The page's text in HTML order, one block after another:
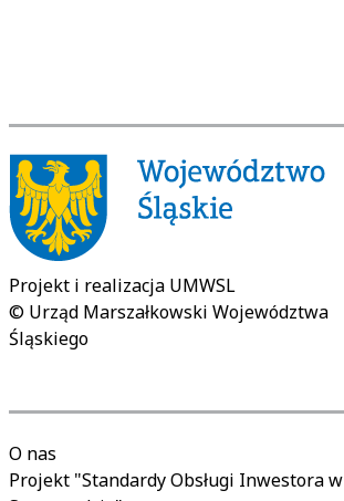
Projekt i realizacja UMWSL
© Urząd Marszałkowski Województwa
Śląskiego
O nas
Projekt "Standardy Obsługi Inwestora w